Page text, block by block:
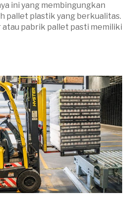
ini yang membingungkan
pallet plastik yang berkualitas.
pabrik pallet pasti memiliki